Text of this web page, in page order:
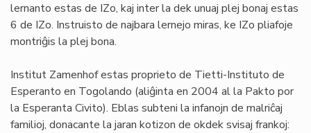
lernanto estas de IZo, kaj inter la dek unuaj plej bonaj estas
6 de IZo. Instruisto de najbara lernejo miras, ke IZo pliafoje
montriĝis la plej bona.
Institut Zamenhof estas proprieto de Tietti-Instituto de
Esperanto en Togolando (aliĝinta en 2004 al la Pakto por
la Esperanta Civito). Eblas subteni la infanojn de malriĉaj
familioj, donacante la jaran kotizon de okdek svisaj frankoj: